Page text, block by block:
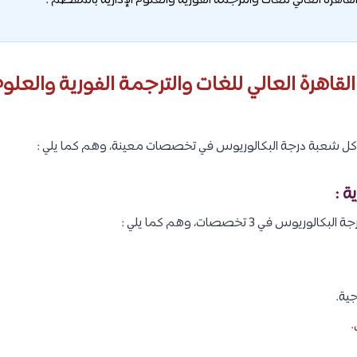
العالي للغات والترجمة الفورية والعلوم
في 3 تخصصات، وهم كما يلي :
.